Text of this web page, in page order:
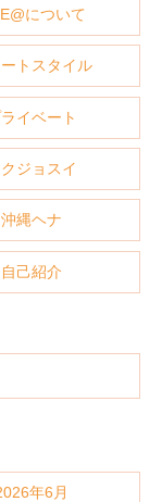
について
トスタイル
イベート
ジョスイ
沖縄ヘナ
自己紹介
年6月